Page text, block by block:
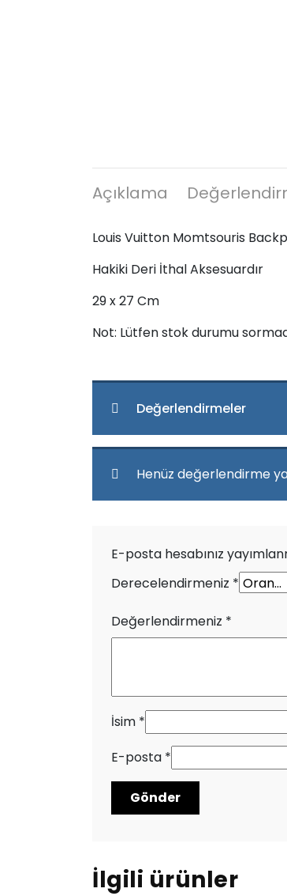
Açıklama
Louis Vuitton Momtsouris
Hakiki Deri İthal Aksesuardır
29 x 27 Cm
Not: Lütfen stok durumu
Değerlendirmeler
Henüz değerlendirme
E-posta hesabınız
Derecelendirmeniz *
Değerlendirmeniz *
İsim *
E-posta *
İlgili ürünler